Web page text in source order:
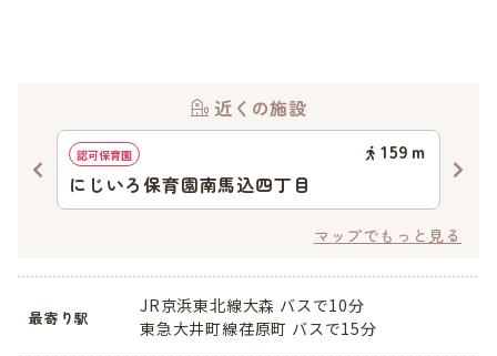
近くの施設
認可保育園 159 ｍ
にじいろ保育園南馬込四丁目
マップでもっと見る
最寄り駅
JR京浜東北線大森 バスで10分
東急大井町線荏原町 バスで15分